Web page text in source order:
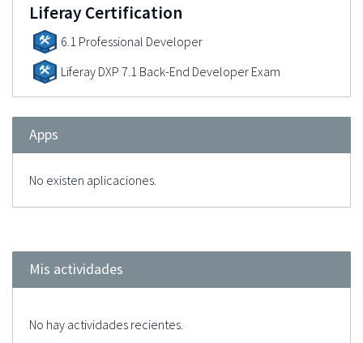
Liferay Certification
6.1 Professional Developer
Liferay DXP 7.1 Back-End Developer Exam
Apps
No existen aplicaciones.
Mis actividades
No hay actividades recientes.